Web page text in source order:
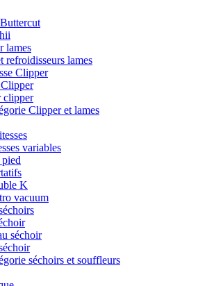
lames
refroidisseurs lames
Clipper
clipper
Clipper et lames
variables
K
vacuum
séchoir
séchoirs et souffleurs